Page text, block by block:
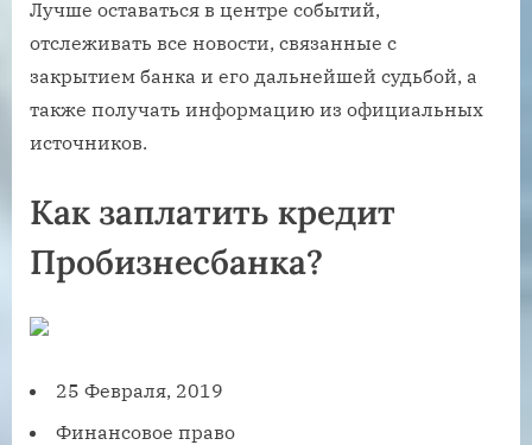
Лучше оставаться в центре событий,
отслеживать все новости, связанные с
закрытием банка и его дальнейшей судьбой, а
также получать информацию из официальных
источников.
Как заплатить кредит
Пробизнесбанка?
25 Февраля, 2019
Финансовое право